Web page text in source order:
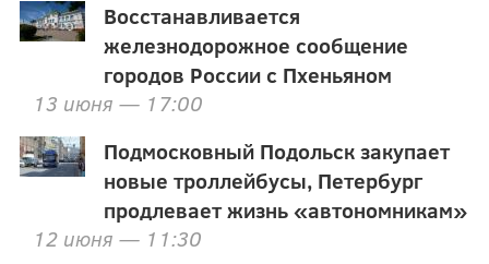
Восстанавливается
железнодорожное сообщение
городов России с Пхеньяном
13 июня — 17:00
Подмосковный Подольск закупает
новые троллейбусы, Петербург
продлевает жизнь «автономникам»
12 июня — 11:30